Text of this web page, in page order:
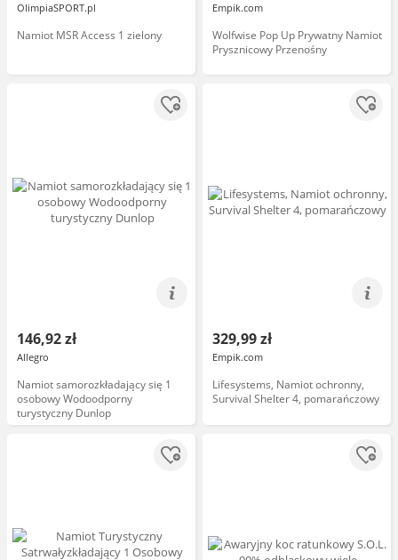
OlimpiaSPORT.pl
Namiot MSR Access 1 zielony
Empik.com
Wolfwise Pop Up Prywatny Namiot
Prysznicowy Przenośny
146,92 zł
Allegro
Namiot samorozkładający się 1
osobowy Wodoodporny
turystyczny Dunlop
329,99 zł
Empik.com
Lifesystems, Namiot ochronny,
Survival Shelter 4, pomarańczowy